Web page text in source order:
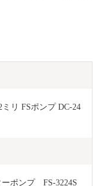
リ FSポンプ DC-24
ポンプ　FS-3224S